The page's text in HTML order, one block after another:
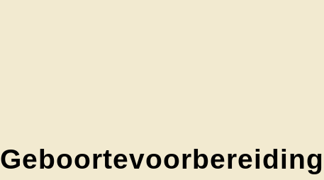
Geboortevoorbereiding